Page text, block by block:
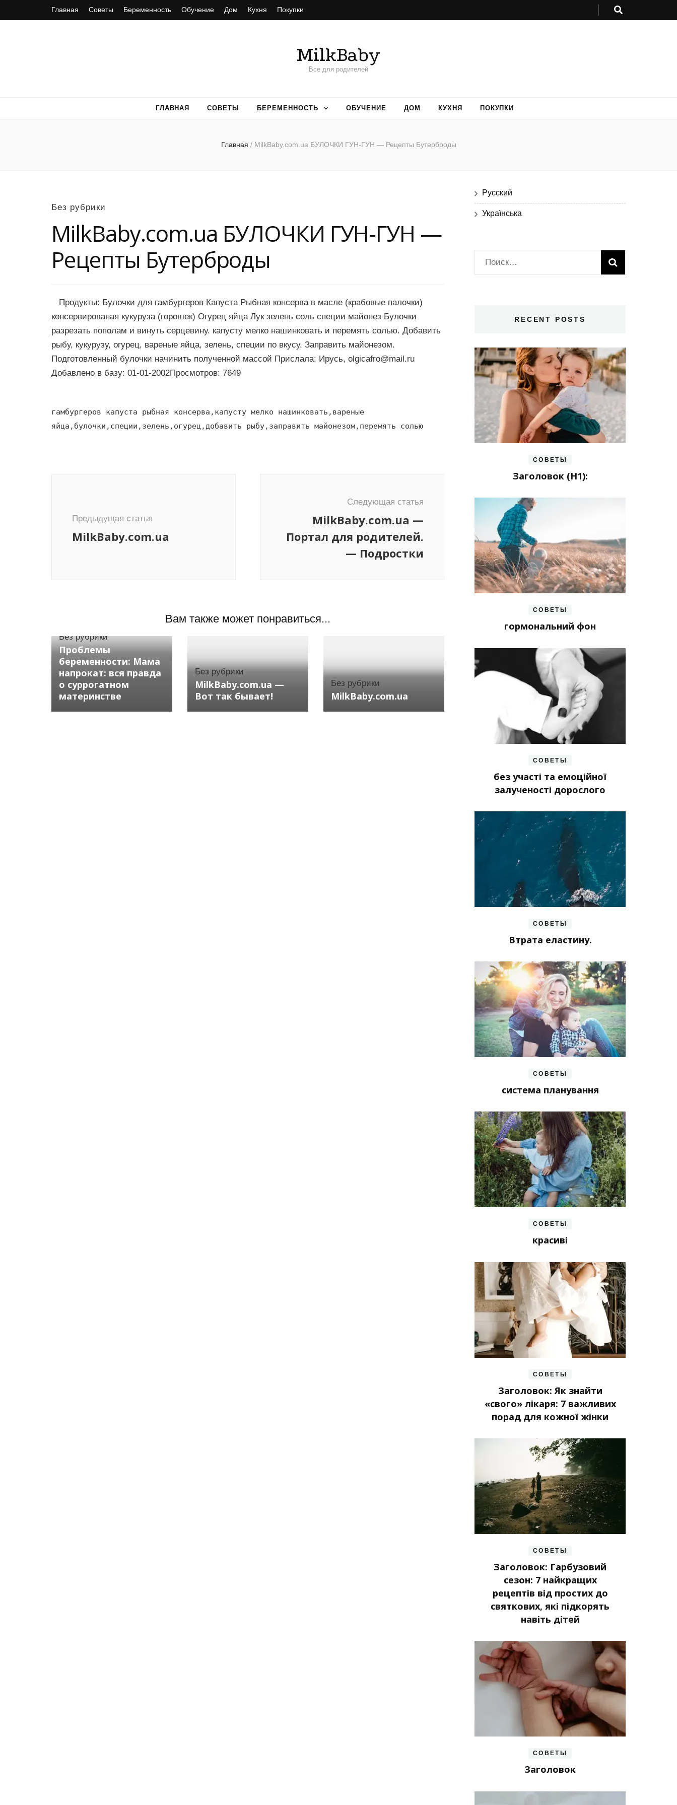
Главная Советы Беременность Обучение Дом Кухня Покупки
MilkBaby
Все для родителей
ГЛАВНАЯ СОВЕТЫ БЕРЕМЕННОСТЬ ОБУЧЕНИЕ ДОМ КУХНЯ ПОКУПКИ
Главная / MilkBaby.com.ua БУЛОЧКИ ГУН-ГУН — Рецепты Бутерброды
Без рубрики
MilkBaby.com.ua БУЛОЧКИ ГУН-ГУН —
Рецепты Бутерброды
Продукты: Булочки для гамбургеров Капуста Рыбная консерва в масле (крабовые палочки)
консервированая кукуруза (горошек) Огурец яйца Лук зелень соль специи майонез Булочки
разрезать пополам и винуть серцевину. капусту мелко нашинковать и перемять солью. Добавить
рыбу, кукурузу, огурец, вареные яйца, зелень, специи по вкусу. Заправить майонезом.
Подготовленный булочки начинить полученной массой Прислала: Ирусь, olgicafro@mail.ru
Добавлено в базу: 01-01-2002Просмотров: 7649
гамбургеров капуста рыбная консерва,капусту мелко нашинковать,вареные
яйца,булочки,специи,зелень,огурец,добавить рыбу,заправить майонезом,перемять солью
Предыдущая статья
MilkBaby.com.ua
Следующая статья
MilkBaby.com.ua —
Портал для родителей.
— Подростки
Вам также может понравиться...
Без рубрики
Проблемы
беременности: Мама
напрокат: вся правда
о суррогатном
материнстве
Без рубрики
MilkBaby.com.ua —
Вот так бывает!
Без рубрики
MilkBaby.com.ua
Русский
Українська
Найти:
RECENT POSTS
СОВЕТЫ
Заголовок (H1):
СОВЕТЫ
гормональний фон
СОВЕТЫ
без участі та емоційної
залученості дорослого
СОВЕТЫ
Втрата еластину.
СОВЕТЫ
система планування
СОВЕТЫ
красиві
СОВЕТЫ
Заголовок: Як знайти
«свого» лікаря: 7 важливих
порад для кожної жінки
СОВЕТЫ
Заголовок: Гарбузовий
сезон: 7 найкращих
рецептів від простих до
святкових, які підкорять
навіть дітей
СОВЕТЫ
Заголовок